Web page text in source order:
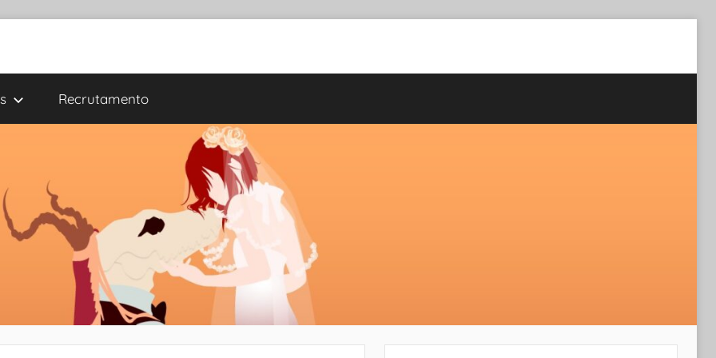
Recrutamento